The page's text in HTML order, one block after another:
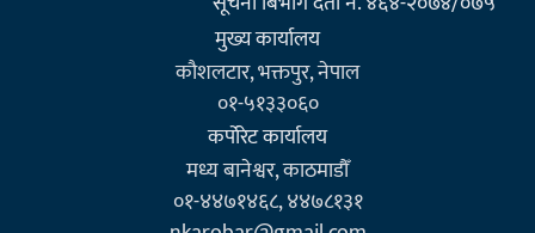
मुख्य कार्यालय
कौशलटार, भक्तपुर, नेपाल
०१-५१३३०६०
कर्पाेरेट कार्यालय
मध्य बानेश्वर, काठमाडौँ
०१-४४७१४६८, ४४७८१३१